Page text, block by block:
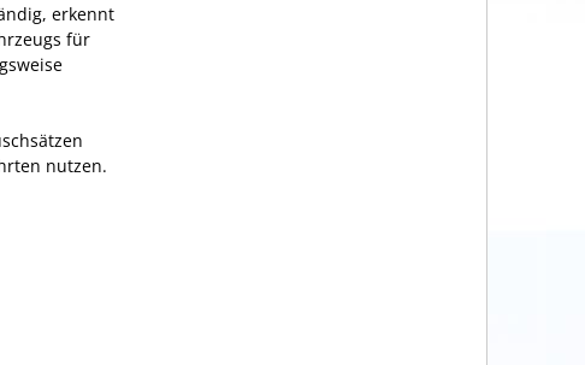
erkennt
für
nutzen.